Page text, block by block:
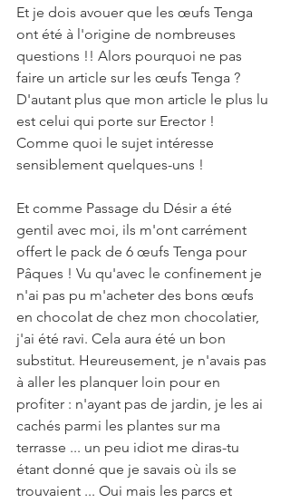
Et je dois avouer que les œufs Tenga
ont été à l'origine de nombreuses
questions !! Alors pourquoi ne pas
faire un article sur les œufs Tenga ?
D'autant plus que mon article le plus lu
est celui qui porte sur Erector !
Comme quoi le sujet intéresse
sensiblement quelques-uns !
Et comme Passage du Désir a été
gentil avec moi, ils m'ont carrément
offert le pack de 6 œufs Tenga pour
Pâques ! Vu qu'avec le confinement je
n'ai pas pu m'acheter des bons œufs
en chocolat de chez mon chocolatier,
j'ai été ravi. Cela aura été un bon
substitut. Heureusement, je n'avais pas
à aller les planquer loin pour en
profiter : n'ayant pas de jardin, je les ai
cachés parmi les plantes sur ma
terrasse ... un peu idiot me diras-tu
étant donné que je savais où ils se
trouvaient ... Oui mais les parcs et